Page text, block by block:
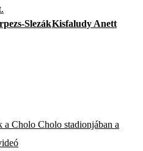
SlezákKisfaludy Anett
Cholo Cholo stadionjában a